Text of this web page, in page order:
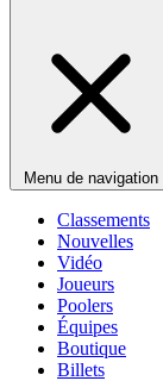
Menu de navigation
Classements
Nouvelles
Vidéo
Joueurs
Poolers
Équipes
Boutique
Billets